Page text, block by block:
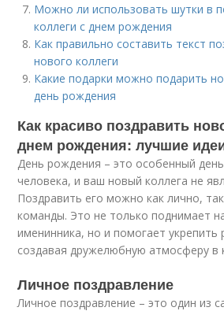
Можно ли использовать шутки в
коллеги с днем рождения
Как правильно составить текст
нового коллеги
Какие подарки можно подарить
день рождения
Как красиво поздравить
днем рождения: лучшие
День рождения – это особенный
человека, и ваш новый коллега не
Поздравить его можно как лично,
команды. Это не только поднимает
именинника, но и помогает
создавая дружелюбную атмосферу в
Личное поздравление
Личное поздравление – это один из